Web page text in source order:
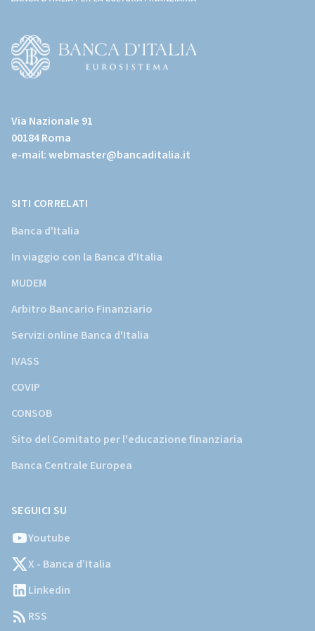
page)
sito
istituzionale
della
Via Nazionale 91
00184 Roma
e-mail:webmaster@bancaditalia.it
SITI CORRELATI
Banca d'Italia
In viaggio con la Banca d'Italia
MUDEM
Arbitro Bancario Finanziario
Servizi online Banca d'Italia
IVASS
COVIP
CONSOB
Sito del Comitato per l'educazione finanziaria
Banca Centrale Europea
SEGUICI SU
Youtube
X - Banca d’Italia
Linkedin
RSS